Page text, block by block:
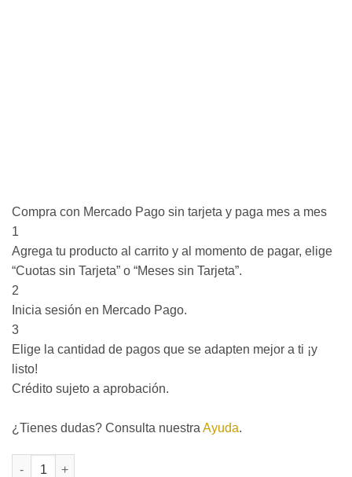
Compra con Mercado Pago sin tarjeta y paga mes a mes
1
Agrega tu producto al carrito y al momento de pagar, elige
“Cuotas sin Tarjeta” o “Meses sin Tarjeta”.
2
Inicia sesión en Mercado Pago.
3
Elige la cantidad de pagos que se adapten mejor a ti ¡y
listo!
Crédito sujeto a aprobación.
¿Tienes dudas? Consulta nuestra Ayuda.
VASO VIDRIO AISLADO POOM DOUBLE cantidad